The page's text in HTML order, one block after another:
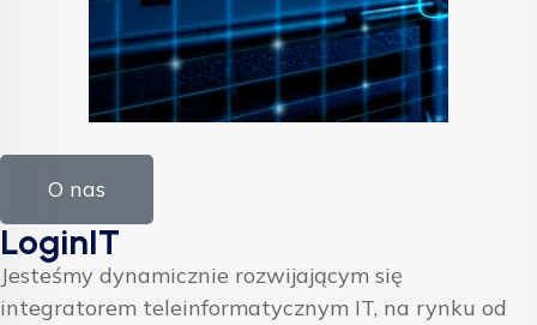
O nas
LoginIT
Jesteśmy dynamicznie rozwijającym się
integratorem teleinformatycznym IT, na rynku od